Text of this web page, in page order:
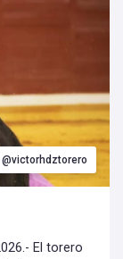
@victorhdztorero
El torero